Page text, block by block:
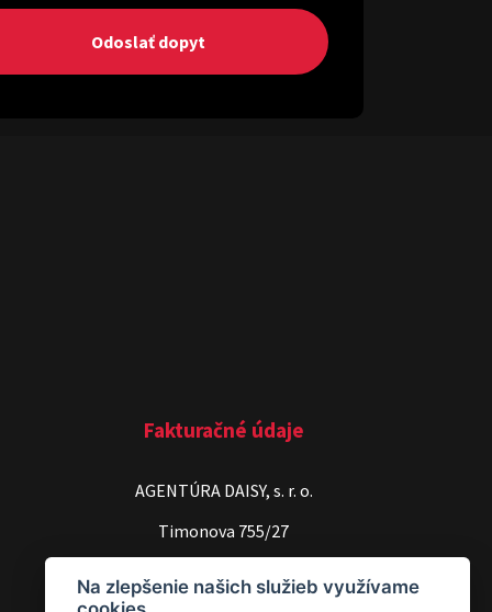
Odoslať dopyt
Fakturačné údaje
AGENTÚRA DAISY, s. r. o.
Timonova 755/27
Na zlepšenie našich služieb využívame